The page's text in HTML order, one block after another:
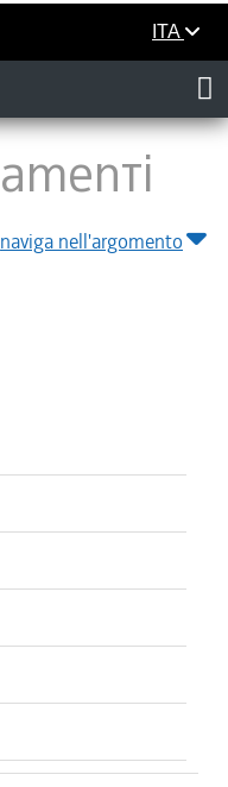
ITA
naviga nell'argomento